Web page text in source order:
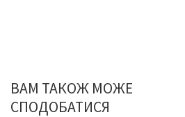
ВАМ ТАКОЖ МОЖЕ
СПОДОБАТИСЯ